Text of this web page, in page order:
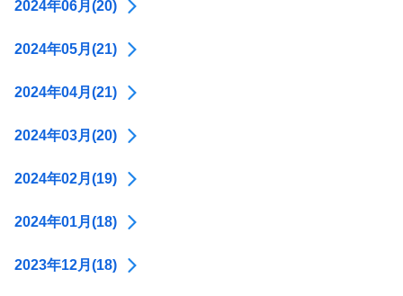
2024年06月(20)
2024年05月(21)
2024年04月(21)
2024年03月(20)
2024年02月(19)
2024年01月(18)
2023年12月(18)